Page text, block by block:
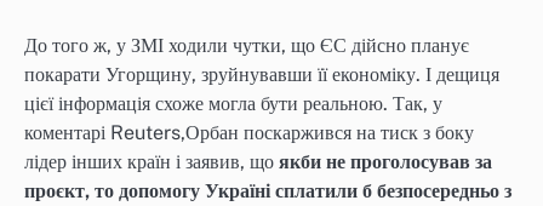
До того ж, у ЗМІ ходили чутки, що ЄС дійсно планує
покарати Угорщину, зруйнувавши її економіку. І дещиця
цієї інформація схоже могла бути реальною. Так, у
коментарі Reuters,Орбан поскаржився на тиск з боку
лідер інших країн і заявив, що якби не проголосував за
проєкт, то допомогу Україні сплатили б безпосередньо з